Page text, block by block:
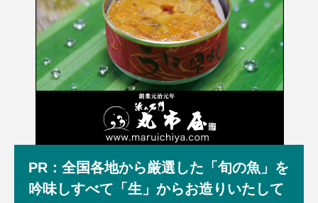
PR：全国各地から厳選した「旬の魚」を
吟味しすべて「生」からお造りいたして